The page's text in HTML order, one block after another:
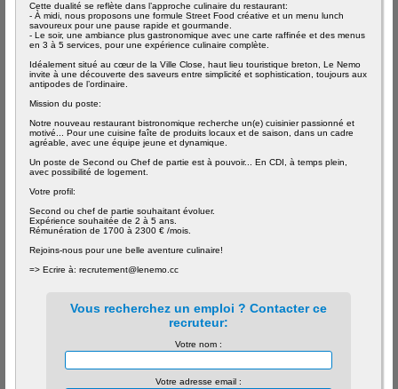
Cette dualité se reflète dans l’approche culinaire du restaurant:
- À midi, nous proposons une formule Street Food créative et un menu lunch
savoureux pour une pause rapide et gourmande.
- Le soir, une ambiance plus gastronomique avec une carte raffinée et des menus
en 3 à 5 services, pour une expérience culinaire complète.
Idéalement situé au cœur de la Ville Close, haut lieu touristique breton, Le Nemo
invite à une découverte des saveurs entre simplicité et sophistication, toujours aux
antipodes de l’ordinaire.
Mission du poste:
Notre nouveau restaurant bistronomique recherche un(e) cuisinier passionné et
motivé... Pour une cuisine faîte de produits locaux et de saison, dans un cadre
agréable, avec une équipe jeune et dynamique.
Un poste de Second ou Chef de partie est à pouvoir... En CDI, à temps plein,
avec possibilité de logement.
Votre profil:
Second ou chef de partie souhaitant évoluer.
Expérience souhaitée de 2 à 5 ans.
Rémunération de 1700 à 2300 € /mois.
Rejoins-nous pour une belle aventure culinaire!
=> Ecrire à: recrutement@lenemo.cc
Vous recherchez un emploi ? Contacter ce
recruteur:
Votre nom :
Votre adresse email :